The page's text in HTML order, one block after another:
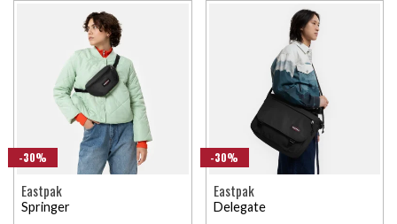
-30%
Eastpak
Springer
-30%
Eastpak
Delegate